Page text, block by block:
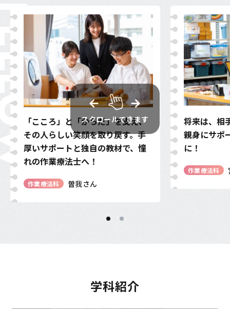
「こころ」と「からだ」を支え、
その人らしい笑顔を取り戻す。手
厚いサポートと独自の教材で、憧
れの作業療法士へ！
作業療法科 曽我さん
将来は、相
親身にサポ
に！
作業療法科
スクロールできます
学科紹介